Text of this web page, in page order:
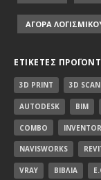
ΑΓΟΡΑ
ΕΤΙΚΈΤΕΣ
3D PRINT 3D SCAN
AUTODESK BIM
COMBO INVENTOR
NAVISWORKS
VRAY ΒΙΒΛΊΑ